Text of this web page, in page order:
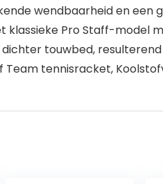
wendbaarheid en een
klassieke Pro Staff-model
touwbed,
Team tennisracket,